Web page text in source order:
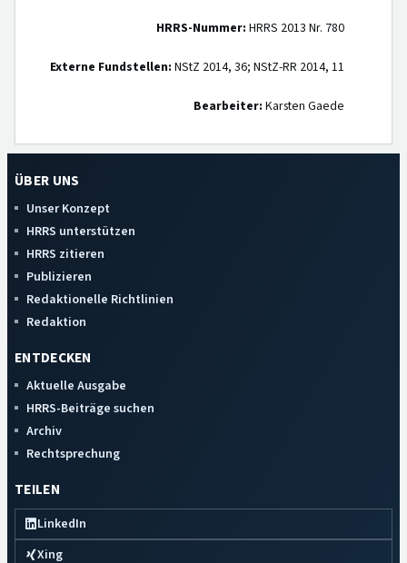
HRRS-Nummer: HRRS 2013 Nr. 780
Externe Fundstellen: NStZ 2014, 36; NStZ-RR 2014, 11
Bearbeiter: Karsten Gaede
ÜBER UNS
Unser Konzept
HRRS unterstützen
HRRS zitieren
Publizieren
Redaktionelle Richtlinien
Redaktion
ENTDECKEN
Aktuelle Ausgabe
HRRS-Beiträge suchen
Archiv
Rechtsprechung
TEILEN
LinkedIn
Xing